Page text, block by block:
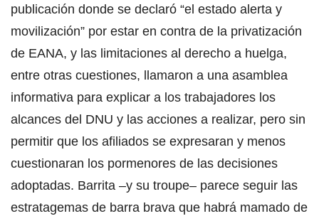
publicación donde se declaró “el estado alerta y
movilización” por estar en contra de la privatización
de EANA, y las limitaciones al derecho a huelga,
entre otras cuestiones, llamaron a una asamblea
informativa para explicar a los trabajadores los
alcances del DNU y las acciones a realizar, pero sin
permitir que los afiliados se expresaran y menos
cuestionaran los pormenores de las decisiones
adoptadas. Barrita –y su troupe– parece seguir las
estratagemas de barra brava que habrá mamado de